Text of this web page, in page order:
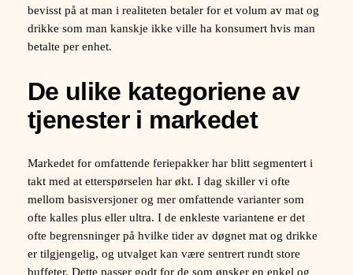
bevisst på at man i realiteten betaler for et volum av mat og
drikke som man kanskje ikke ville ha konsumert hvis man
betalte per enhet.
De ulike kategoriene av
tjenester i markedet
Markedet for omfattende feriepakker har blitt segmentert i
takt med at etterspørselen har økt. I dag skiller vi ofte
mellom basisversjoner og mer omfattende varianter som
ofte kalles plus eller ultra. I de enkleste variantene er det
ofte begrensninger på hvilke tider av døgnet mat og drikke
er tilgjengelig, og utvalget kan være sentrert rundt store
buffeter. Dette passer godt for de som ønsker en enkel og